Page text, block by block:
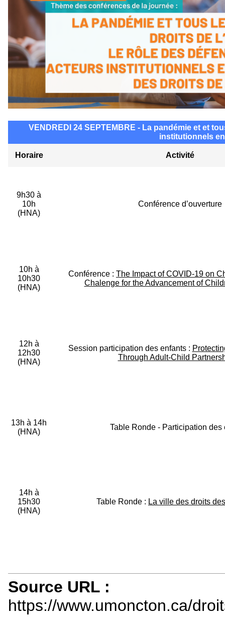
VENDREDI 24 SEPTEMBRE - La pandémie et et
institutionnels
Horaire Activité
9h30 à
10h
(HNA)
Conférence d’ouverture
10h à
10h30
(HNA)
Conférence : The Impact of COVID-19 on
Chalenge for the Advancement of
12h à
12h30
(HNA)
Session participation des enfants :
Through Adult-Child
13h à 14h
(HNA)
Table Ronde - Participation des
14h à
15h30
(HNA)
Table Ronde : La ville des droits
Source URL :
https://www.umoncton.ca/